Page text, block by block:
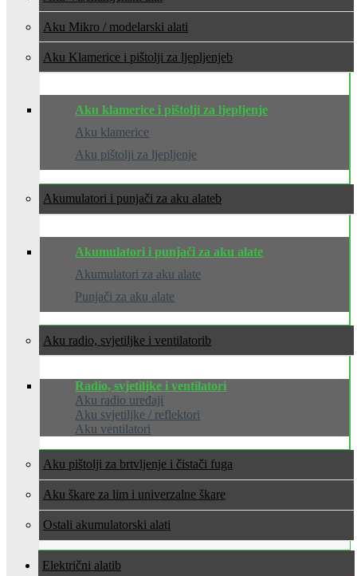
Aku Mikro / modelarski alati
Aku Klamerice i pištolji za ljepljenje
Aku klamerice i pištolji za ljepljenje
Aku klamerice
Aku pištolji za ljepljenje
Akumulatori i punjači za aku alate
Akumulatori i punjači za aku alate
Akumulatori za aku alate
Punjači za aku alate
Aku radio, svjetiljke i ventilatori
Radio, svjetiljke i ventilatori
Aku radio uređaji
Aku svjetiljke / reflektori
Aku ventilatori
Aku pištolji za brtvljenje i čistači fuga
Aku škare za lim i univerzalne škare
Ostali akumulatorski alati
Električni alati